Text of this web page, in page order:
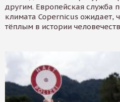
другим. Европейская служба
климата Copernicus ожидает,
тёплым в истории